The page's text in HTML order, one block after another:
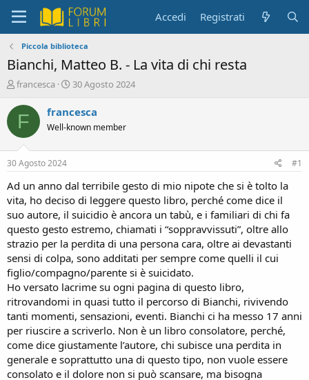
Accedi Registrati
Piccola biblioteca
Bianchi, Matteo B. - La vita di chi resta
C
e
t
e
D
i
s
c
u
s
s
i
o
n
e
francesca
D
t
d
i
i
o
30 Agosto 2024
F francesca
Well-known member
30 Agosto 2024 #1
Ad un anno dal terribile gesto di mio nipote che si è tolto la
vita, ho deciso di leggere questo libro, perché come dice il
suo autore, il suicidio è ancora un tabù, e i familiari di chi fa
questo gesto estremo, chiamati i “soppravvissuti”, oltre allo
strazio per la perdita di una persona cara, oltre ai devastanti
sensi di colpa, sono additati per sempre come quelli il cui
figlio/compagno/parente si è suicidato.
Ho versato lacrime su ogni pagina di questo libro,
ritrovandomi in quasi tutto il percorso di Bianchi, rivivendo
tanti momenti, sensazioni, eventi. Bianchi ci ha messo 17 anni
per riuscire a scriverlo. Non è un libro consolatore, perché,
come dice giustamente l’autore, chi subisce una perdita in
generale e soprattutto una di questo tipo, non vuole essere
consolato e il dolore non si può scansare, ma bisogna